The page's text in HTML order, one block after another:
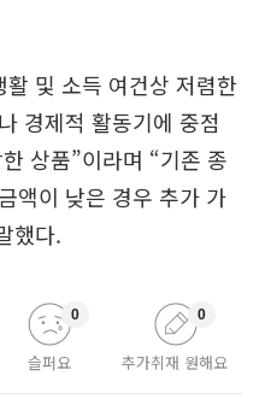
및 소득 여건상 저렴한
경제적 활동기에 중점
상품”이라며 “기존 종
액이 낮은 경우 추가 가
했다.
슬퍼요
0
추가취재 원해요
0